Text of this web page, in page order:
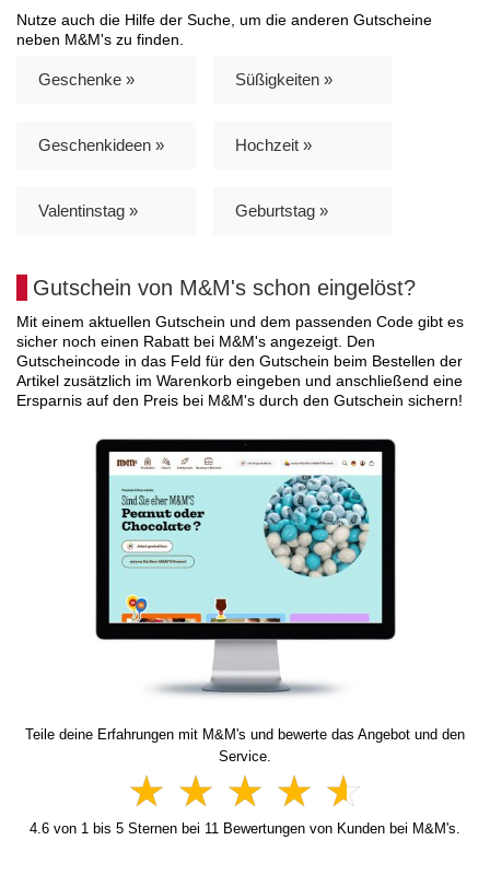
Nutze auch die Hilfe der Suche, um die anderen Gutscheine
neben M&M's zu finden.
Geschenke » Süßigkeiten »
Geschenkideen » Hochzeit »
Valentinstag » Geburtstag »
Gutschein von M&M's schon eingelöst?
Mit einem aktuellen Gutschein und dem passenden Code gibt es
sicher noch einen Rabatt bei M&M's angezeigt. Den
Gutscheincode in das Feld für den Gutschein beim Bestellen der
Artikel zusätzlich im Warenkorb eingeben und anschließend eine
Ersparnis auf den Preis bei M&M's durch den Gutschein sichern!
Teile deine Erfahrungen mit M&M's und bewerte das Angebot und den
Service.
4.6 von 1 bis 5 Sternen bei 11 Bewertungen von Kunden bei M&M's.